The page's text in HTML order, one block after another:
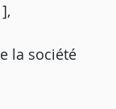
la société